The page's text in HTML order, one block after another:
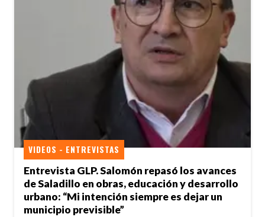
Entrevista GLP. Salomón repasó los avances
de Saladillo en obras, educación y desarrollo
urbano: “Mi intención siempre es dejar un
municipio previsible”
VIDEOS - ENTREVISTAS